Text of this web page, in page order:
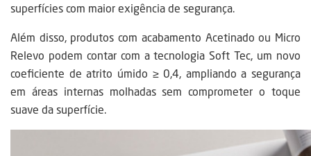
superfícies com maior exigência de segurança.
Além disso, produtos com acabamento Acetinado ou Micro
Relevo podem contar com a tecnologia Soft Tec, um novo
coeficiente de atrito úmido ≥ 0,4, ampliando a segurança
em áreas internas molhadas sem comprometer o toque
suave da superfície.